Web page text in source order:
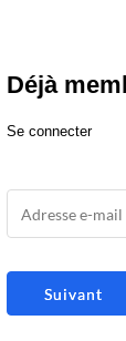
Déjà
Se connecter